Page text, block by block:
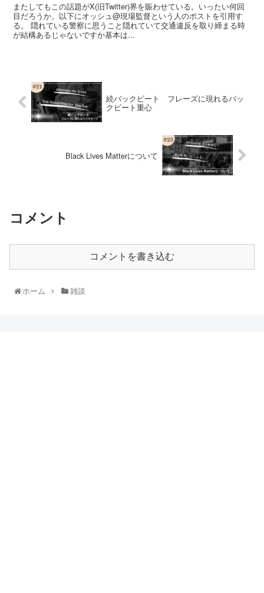
またしてもこの話題がX(旧Twitter)界を賑わせている。いったい何回
目だろうか。以下にオッシュ@現場監督という人のポストを引用す
る。 隠れている警察に思うこと隠れていて交通違反を取り締まる時
が結構あるじゃないですか基本は...
続バックビート フレーズに現れるバッ
クビート重心
Black Lives Matterについて
コメント
コメントを書き込む
ホーム 雑談